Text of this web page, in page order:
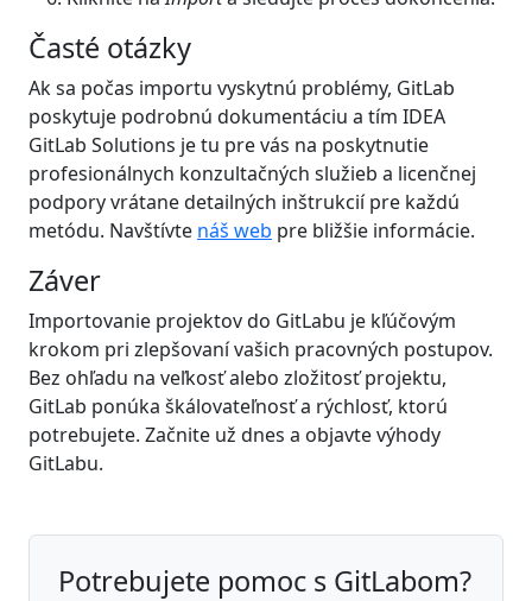
Časté otázky
Ak sa počas importu vyskytnú problémy, GitLab
poskytuje podrobnú dokumentáciu a tím IDEA
GitLab Solutions je tu pre vás na poskytnutie
profesionálnych konzultačných služieb a licenčnej
podpory vrátane detailných inštrukcií pre každú
metódu. Navštívte náš web pre bližšie informácie.
Záver
Importovanie projektov do GitLabu je kľúčovým
krokom pri zlepšovaní vašich pracovných postupov.
Bez ohľadu na veľkosť alebo zložitosť projektu,
GitLab ponúka škálovateľnosť a rýchlosť, ktorú
potrebujete. Začnite už dnes a objavte výhody
GitLabu.
Potrebujete pomoc s GitLabom?